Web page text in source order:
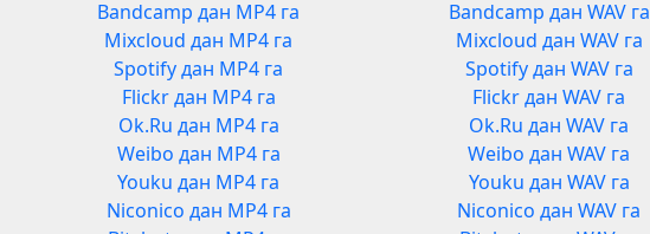
Bandcamp дан MP4 га
Mixcloud дан MP4 га
Spotify дан MP4 га
Flickr дан MP4 га
Ok.Ru дан MP4 га
Weibo дан MP4 га
Youku дан MP4 га
Niconico дан MP4 га
Bandcamp дан WAV га
Mixcloud дан WAV га
Spotify дан WAV га
Flickr дан WAV га
Ok.Ru дан WAV га
Weibo дан WAV га
Youku дан WAV га
Niconico дан WAV га